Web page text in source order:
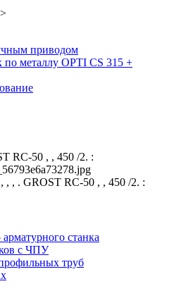
>
приводом
по металлу OPTI CS 315 +
RC-50 , , 450 /2. :
, , . GROST RC-50 , , 450 /2. :
станка
с ЧПУ
труб